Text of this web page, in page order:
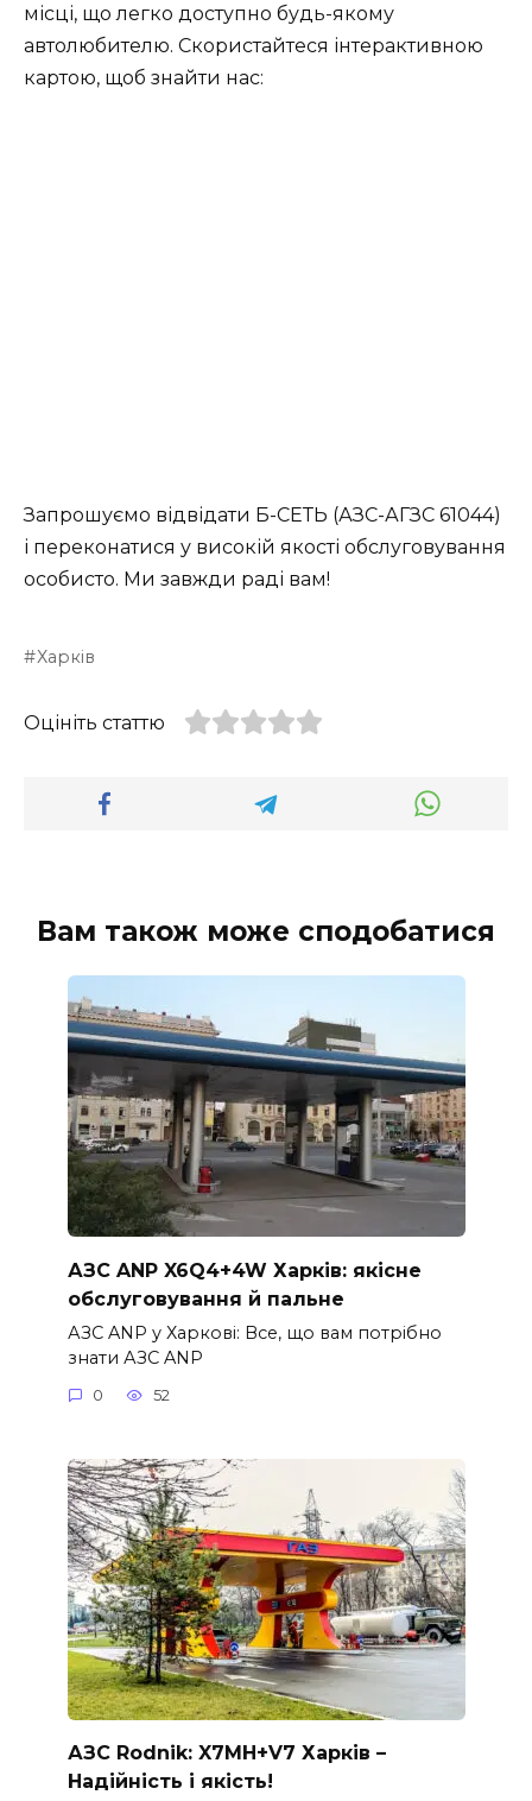
місці, що легко доступно будь-якому
автолюбителю. Скористайтеся інтерактивною
картою, щоб знайти нас:
Запрошуємо відвідати Б-СЕТЬ (АЗС-АГЗС 61044)
і переконатися у високій якості обслуговування
особисто. Ми завжди раді вам!
Харків
Оцініть статтю
Вам також може сподобатися
АЗС ANP X6Q4+4W Харків: якісне
обслуговування й пальне
АЗС ANP у Харкові: Все, що вам потрібно
знати АЗС ANP
0 52
АЗС Rodnik: X7MH+V7 Харків –
Надійність і якість!